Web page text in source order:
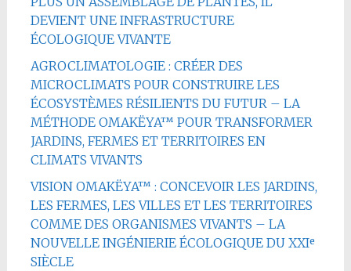
DEVIENT UNE INFRASTRUCTURE
ÉCOLOGIQUE VIVANTE
AGROCLIMATOLOGIE : CRÉER DES
MICROCLIMATS POUR CONSTRUIRE LES
ÉCOSYSTÈMES RÉSILIENTS DU FUTUR – LA
MÉTHODE OMAKËYA™ POUR TRANSFORMER
JARDINS, FERMES ET TERRITOIRES EN
CLIMATS VIVANTS
VISION OMAKËYA™ : CONCEVOIR LES JARDINS,
LES FERMES, LES VILLES ET LES TERRITOIRES
COMME DES ORGANISMES VIVANTS – LA
NOUVELLE INGÉNIERIE ÉCOLOGIQUE DU XXIᵉ
SIÈCLE